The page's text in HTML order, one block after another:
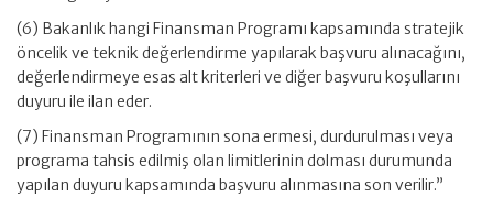
(6) Bakanlık hangi Finansman Programı kapsamında stratejik
öncelik ve teknik değerlendirme yapılarak başvuru alınacağını,
değerlendirmeye esas alt kriterleri ve diğer başvuru koşullarını
duyuru ile ilan eder.
(7) Finansman Programının sona ermesi, durdurulması veya
programa tahsis edilmiş olan limitlerinin dolması durumunda
yapılan duyuru kapsamında başvuru alınmasına son verilir.”